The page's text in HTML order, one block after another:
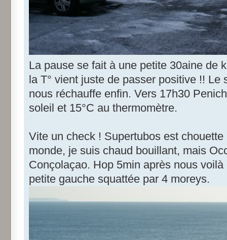
La pause se fait à une petite 30aine de
la T° vient juste de passer positive !!
nous réchauffe enfin. Vers 17h30
soleil et 15°C au thermomètre.
Vite un check ! Supertubos est
monde, je suis chaud bouillant, mais
Conçolaçao. Hop 5min après nous
petite gauche squattée par 4 moreys.